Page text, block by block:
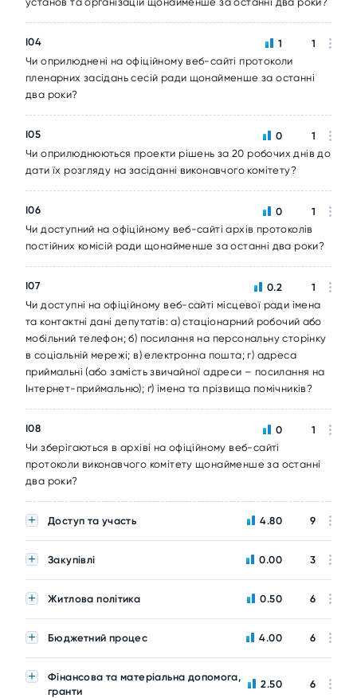
I04
Чи оприлюднені на офіційному веб-сайті протоколи
пленарних засідань сесій ради щонайменше за останні
два роки?
1 1
I05
Чи оприлюднюються проекти рішень за 20 робочих днів до
дати їх розгляду на засіданні виконавчого комітету?
0 1
I06
Чи доступний на офіційному веб-сайті архів протоколів
постійних комісій ради щонайменше за останні два роки?
0 1
I07
Чи доступні на офіційному веб-сайті місцевої ради імена
та контактні дані депутатів: а) стаціонарний робочий або
мобільний телефон; б) посилання на персональну сторінку
в соціальній мережі; в) електронна пошта; г) адреса
приймальні (або замість звичайної адреси – посилання на
Інтернет-приймальню); ґ) імена та прізвища помічників?
0.2 1
I08
Чи зберігаються в архіві на офіційному веб-сайті
протоколи виконавчого комітету щонайменше за останні
два роки?
0 1
Доступ та участь 4.80 9
Закупівлі 0.00 3
Житлова політика 0.50 6
Бюджетний процес 4.00 6
Фінансова та матеріальна допомога,
гранти
2.50 6